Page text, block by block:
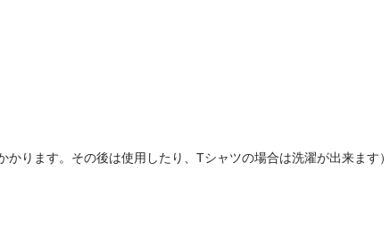
ります。その後は使用したり、Tシャツの場合は洗濯が出来ます）